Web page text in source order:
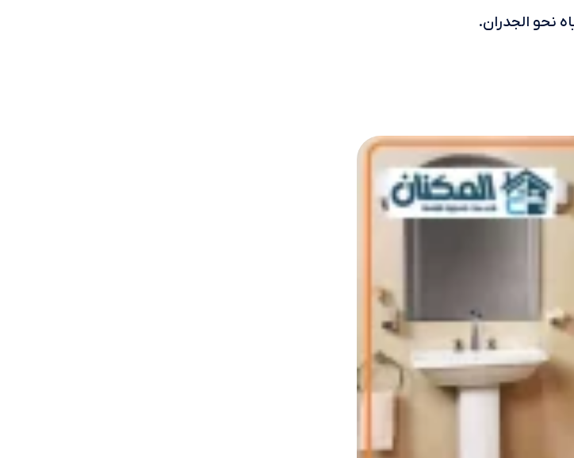
نحو الجدران.